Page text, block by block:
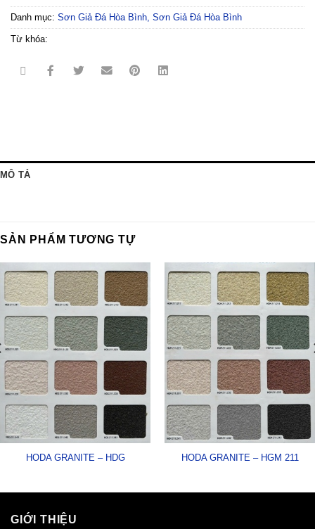
Danh mục: Sơn Giả Đá Hòa Bình, Sơn Giả Đá Hòa Bình
Từ khóa:
MÔ TẢ
SẢN PHẨM TƯƠNG TỰ
HODA GRANITE – HDG HODA GRANITE – HGM 211
GIỚI THIỆU